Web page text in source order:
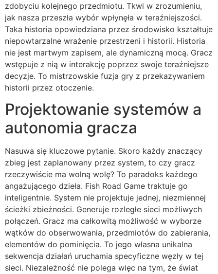
zdobyciu kolejnego przedmiotu. Tkwi w zrozumieniu,
jak nasza przeszła wybór wpłynęła w teraźniejszości.
Taka historia opowiedziana przez środowisko kształtuje
niepowtarzalne wrażenie przestrzeni i historii. Historia
nie jest martwym zapisem, ale dynamiczną mocą. Gracz
wstępuje z nią w interakcję poprzez swoje teraźniejsze
decyzje. To mistrzowskie fuzja gry z przekazywaniem
historii przez otoczenie.
Projektowanie systemów a
autonomia gracza
Nasuwa się kluczowe pytanie. Skoro każdy znaczący
zbieg jest zaplanowany przez system, to czy gracz
rzeczywiście ma wolną wolę? To paradoks każdego
angażującego dzieła. Fish Road Game traktuje go
inteligentnie. System nie projektuje jednej, niezmiennej
ścieżki zbieżności. Generuje rozległe sieci możliwych
połączeń. Gracz ma całkowitą możliwość w wyborze
wątków do obserwowania, przedmiotów do zabierania,
elementów do pominięcia. To jego własna unikalna
sekwencja działań uruchamia specyficzne węzły w tej
sieci. Niezależność nie polega więc na tym, że świat